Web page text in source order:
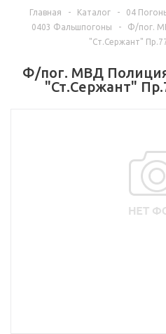
Главная - Каталог - 04
0403 Фальшпогоны
-
Ф/пог.
"Ст.Сержант"
Ф/пог. МВД
"Ст.Сержант"